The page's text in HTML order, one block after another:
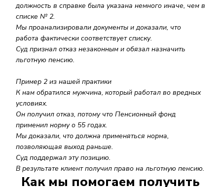
должность в справке была указана немного иначе, чем в
списке № 2.
Мы проанализировали документы и доказали, что
работа фактически соответствует списку.
Суд признал отказ незаконным и обязал назначить
льготную пенсию.
Пример 2 из нашей практики
К нам обратился мужчина, который работал во вредных
условиях.
Он получил отказ, потому что Пенсионный фонд
применил норму о 55 годах.
Мы доказали, что должна применяться норма,
позволяющая выход раньше.
Суд поддержал эту позицию.
В результате клиент получил право на льготную пенсию.
Как мы помогаем получить